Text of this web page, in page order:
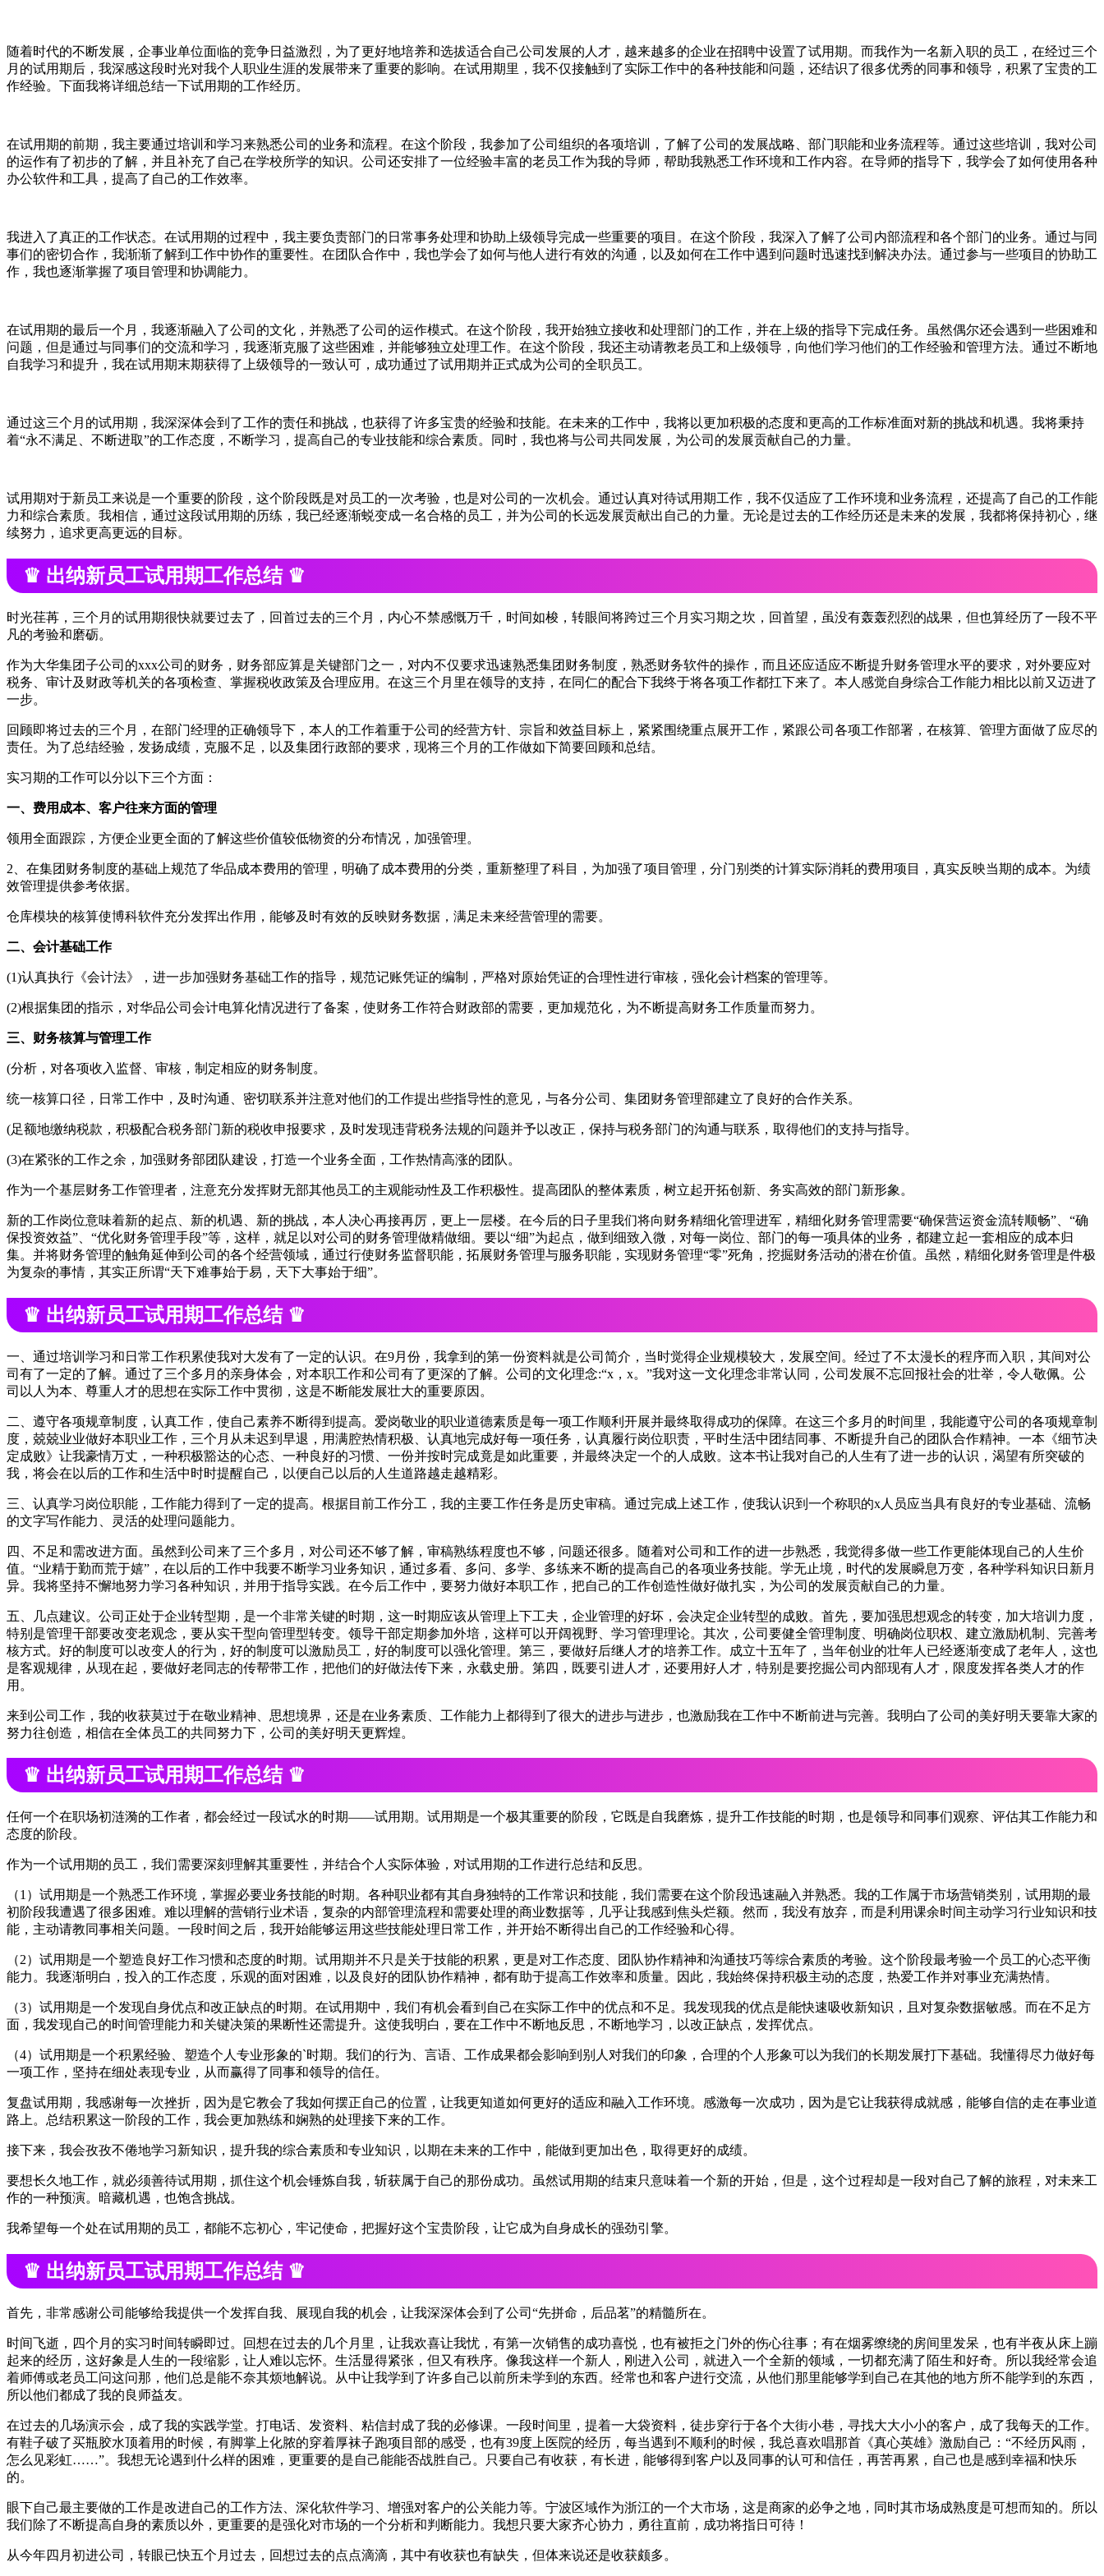
随着时代的不断发展，企事业单位面临的竞争日益激烈，为了更好地培养和选拔适合自己公司发展的人才，越来越多的企业在招聘中设置了试用期。而我作为一名新入职的员工，在经过三个
月的试用期后，我深感这段时光对我个人职业生涯的发展带来了重要的影响。在试用期里，我不仅接触到了实际工作中的各种技能和问题，还结识了很多优秀的同事和领导，积累了宝贵的工
作经验。下面我将详细总结一下试用期的工作经历。
在试用期的前期，我主要通过培训和学习来熟悉公司的业务和流程。在这个阶段，我参加了公司组织的各项培训，了解了公司的发展战略、部门职能和业务流程等。通过这些培训，我对公司
的运作有了初步的了解，并且补充了自己在学校所学的知识。公司还安排了一位经验丰富的老员工作为我的导师，帮助我熟悉工作环境和工作内容。在导师的指导下，我学会了如何使用各种
办公软件和工具，提高了自己的工作效率。
我进入了真正的工作状态。在试用期的过程中，我主要负责部门的日常事务处理和协助上级领导完成一些重要的项目。在这个阶段，我深入了解了公司内部流程和各个部门的业务。通过与同
事们的密切合作，我渐渐了解到工作中协作的重要性。在团队合作中，我也学会了如何与他人进行有效的沟通，以及如何在工作中遇到问题时迅速找到解决办法。通过参与一些项目的协助工
作，我也逐渐掌握了项目管理和协调能力。
在试用期的最后一个月，我逐渐融入了公司的文化，并熟悉了公司的运作模式。在这个阶段，我开始独立接收和处理部门的工作，并在上级的指导下完成任务。虽然偶尔还会遇到一些困难和
问题，但是通过与同事们的交流和学习，我逐渐克服了这些困难，并能够独立处理工作。在这个阶段，我还主动请教老员工和上级领导，向他们学习他们的工作经验和管理方法。通过不断地
自我学习和提升，我在试用期末期获得了上级领导的一致认可，成功通过了试用期并正式成为公司的全职员工。
通过这三个月的试用期，我深深体会到了工作的责任和挑战，也获得了许多宝贵的经验和技能。在未来的工作中，我将以更加积极的态度和更高的工作标准面对新的挑战和机遇。我将秉持
着“永不满足、不断进取”的工作态度，不断学习，提高自己的专业技能和综合素质。同时，我也将与公司共同发展，为公司的发展贡献自己的力量。
试用期对于新员工来说是一个重要的阶段，这个阶段既是对员工的一次考验，也是对公司的一次机会。通过认真对待试用期工作，我不仅适应了工作环境和业务流程，还提高了自己的工作能
力和综合素质。我相信，通过这段试用期的历练，我已经逐渐蜕变成一名合格的员工，并为公司的长远发展贡献出自己的力量。无论是过去的工作经历还是未来的发展，我都将保持初心，继
续努力，追求更高更远的目标。
♛ 出纳新员工试用期工作总结 ♛
时光荏苒，三个月的试用期很快就要过去了，回首过去的三个月，内心不禁感慨万千，时间如梭，转眼间将跨过三个月实习期之坎，回首望，虽没有轰轰烈烈的战果，但也算经历了一段不平
凡的考验和磨砺。
作为大华集团子公司的xxx公司的财务，财务部应算是关键部门之一，对内不仅要求迅速熟悉集团财务制度，熟悉财务软件的操作，而且还应适应不断提升财务管理水平的要求，对外要应对
税务、审计及财政等机关的各项检查、掌握税收政策及合理应用。在这三个月里在领导的支持，在同仁的配合下我终于将各项工作都扛下来了。本人感觉自身综合工作能力相比以前又迈进了
一步。
回顾即将过去的三个月，在部门经理的正确领导下，本人的工作着重于公司的经营方针、宗旨和效益目标上，紧紧围绕重点展开工作，紧跟公司各项工作部署，在核算、管理方面做了应尽的
责任。为了总结经验，发扬成绩，克服不足，以及集团行政部的要求，现将三个月的工作做如下简要回顾和总结。
实习期的工作可以分以下三个方面：
一、费用成本、客户往来方面的管理
领用全面跟踪，方便企业更全面的了解这些价值较低物资的分布情况，加强管理。
2、在集团财务制度的基础上规范了华品成本费用的管理，明确了成本费用的分类，重新整理了科目，为加强了项目管理，分门别类的计算实际消耗的费用项目，真实反映当期的成本。为绩
效管理提供参考依据。
仓库模块的核算使博科软件充分发挥出作用，能够及时有效的反映财务数据，满足未来经营管理的需要。
二、会计基础工作
(1)认真执行《会计法》，进一步加强财务基础工作的指导，规范记账凭证的编制，严格对原始凭证的合理性进行审核，强化会计档案的管理等。
(2)根据集团的指示，对华品公司会计电算化情况进行了备案，使财务工作符合财政部的需要，更加规范化，为不断提高财务工作质量而努力。
三、财务核算与管理工作
(分析，对各项收入监督、审核，制定相应的财务制度。
统一核算口径，日常工作中，及时沟通、密切联系并注意对他们的工作提出些指导性的意见，与各分公司、集团财务管理部建立了良好的合作关系。
(足额地缴纳税款，积极配合税务部门新的税收申报要求，及时发现违背税务法规的问题并予以改正，保持与税务部门的沟通与联系，取得他们的支持与指导。
(3)在紧张的工作之余，加强财务部团队建设，打造一个业务全面，工作热情高涨的团队。
作为一个基层财务工作管理者，注意充分发挥财无部其他员工的主观能动性及工作积极性。提高团队的整体素质，树立起开拓创新、务实高效的部门新形象。
新的工作岗位意味着新的起点、新的机遇、新的挑战，本人决心再接再厉，更上一层楼。在今后的日子里我们将向财务精细化管理进军，精细化财务管理需要“确保营运资金流转顺畅”、“确
保投资效益”、“优化财务管理手段”等，这样，就足以对公司的财务管理做精做细。要以“细”为起点，做到细致入微，对每一岗位、部门的每一项具体的业务，都建立起一套相应的成本归
集。并将财务管理的触角延伸到公司的各个经营领域，通过行使财务监督职能，拓展财务管理与服务职能，实现财务管理“零”死角，挖掘财务活动的潜在价值。虽然，精细化财务管理是件极
为复杂的事情，其实正所谓“天下难事始于易，天下大事始于细”。
♛ 出纳新员工试用期工作总结 ♛
一、通过培训学习和日常工作积累使我对大发有了一定的认识。在9月份，我拿到的第一份资料就是公司简介，当时觉得企业规模较大，发展空间。经过了不太漫长的程序而入职，其间对公
司有了一定的了解。通过了三个多月的亲身体会，对本职工作和公司有了更深的了解。公司的文化理念:“x，x。”我对这一文化理念非常认同，公司发展不忘回报社会的壮举，令人敬佩。公
司以人为本、尊重人才的思想在实际工作中贯彻，这是不断能发展壮大的重要原因。
二、遵守各项规章制度，认真工作，使自己素养不断得到提高。爱岗敬业的职业道德素质是每一项工作顺利开展并最终取得成功的保障。在这三个多月的时间里，我能遵守公司的各项规章制
度，兢兢业业做好本职业工作，三个月从未迟到早退，用满腔热情积极、认真地完成好每一项任务，认真履行岗位职责，平时生活中团结同事、不断提升自己的团队合作精神。一本《细节决
定成败》让我豪情万丈，一种积极豁达的心态、一种良好的习惯、一份并按时完成竟是如此重要，并最终决定一个的人成败。这本书让我对自己的人生有了进一步的认识，渴望有所突破的
我，将会在以后的工作和生活中时时提醒自己，以便自己以后的人生道路越走越精彩。
三、认真学习岗位职能，工作能力得到了一定的提高。根据目前工作分工，我的主要工作任务是历史审稿。通过完成上述工作，使我认识到一个称职的x人员应当具有良好的专业基础、流畅
的文字写作能力、灵活的处理问题能力。
四、不足和需改进方面。虽然到公司来了三个多月，对公司还不够了解，审稿熟练程度也不够，问题还很多。随着对公司和工作的进一步熟悉，我觉得多做一些工作更能体现自己的人生价
值。“业精于勤而荒于嬉”，在以后的工作中我要不断学习业务知识，通过多看、多问、多学、多练来不断的提高自己的各项业务技能。学无止境，时代的发展瞬息万变，各种学科知识日新月
异。我将坚持不懈地努力学习各种知识，并用于指导实践。在今后工作中，要努力做好本职工作，把自己的工作创造性做好做扎实，为公司的发展贡献自己的力量。
五、几点建议。公司正处于企业转型期，是一个非常关键的时期，这一时期应该从管理上下工夫，企业管理的好坏，会决定企业转型的成败。首先，要加强思想观念的转变，加大培训力度，
特别是管理干部要改变老观念，要从实干型向管理型转变。领导干部定期参加外培，这样可以开阔视野、学习管理理论。其次，公司要健全管理制度、明确岗位职权、建立激励机制、完善考
核方式。好的制度可以改变人的行为，好的制度可以激励员工，好的制度可以强化管理。第三，要做好后继人才的培养工作。成立十五年了，当年创业的壮年人已经逐渐变成了老年人，这也
是客观规律，从现在起，要做好老同志的传帮带工作，把他们的好做法传下来，永载史册。第四，既要引进人才，还要用好人才，特别是要挖掘公司内部现有人才，限度发挥各类人才的作
用。
来到公司工作，我的收获莫过于在敬业精神、思想境界，还是在业务素质、工作能力上都得到了很大的进步与进步，也激励我在工作中不断前进与完善。我明白了公司的美好明天要靠大家的
努力往创造，相信在全体员工的共同努力下，公司的美好明天更辉煌。
♛ 出纳新员工试用期工作总结 ♛
任何一个在职场初涟漪的工作者，都会经过一段试水的时期——试用期。试用期是一个极其重要的阶段，它既是自我磨炼，提升工作技能的时期，也是领导和同事们观察、评估其工作能力和
态度的阶段。
作为一个试用期的员工，我们需要深刻理解其重要性，并结合个人实际体验，对试用期的工作进行总结和反思。
（1）试用期是一个熟悉工作环境，掌握必要业务技能的时期。各种职业都有其自身独特的工作常识和技能，我们需要在这个阶段迅速融入并熟悉。我的工作属于市场营销类别，试用期的最
初阶段我遭遇了很多困难。难以理解的营销行业术语，复杂的内部管理流程和需要处理的商业数据等，几乎让我感到焦头烂额。然而，我没有放弃，而是利用课余时间主动学习行业知识和技
能，主动请教同事相关问题。一段时间之后，我开始能够运用这些技能处理日常工作，并开始不断得出自己的工作经验和心得。
（2）试用期是一个塑造良好工作习惯和态度的时期。试用期并不只是关于技能的积累，更是对工作态度、团队协作精神和沟通技巧等综合素质的考验。这个阶段最考验一个员工的心态平衡
能力。我逐渐明白，投入的工作态度，乐观的面对困难，以及良好的团队协作精神，都有助于提高工作效率和质量。因此，我始终保持积极主动的态度，热爱工作并对事业充满热情。
（3）试用期是一个发现自身优点和改正缺点的时期。在试用期中，我们有机会看到自己在实际工作中的优点和不足。我发现我的优点是能快速吸收新知识，且对复杂数据敏感。而在不足方
面，我发现自己的时间管理能力和关键决策的果断性还需提升。这使我明白，要在工作中不断地反思，不断地学习，以改正缺点，发挥优点。
（4）试用期是一个积累经验、塑造个人专业形象的`时期。我们的行为、言语、工作成果都会影响到别人对我们的印象，合理的个人形象可以为我们的长期发展打下基础。我懂得尽力做好每
一项工作，坚持在细处表现专业，从而赢得了同事和领导的信任。
复盘试用期，我感谢每一次挫折，因为是它教会了我如何摆正自己的位置，让我更知道如何更好的适应和融入工作环境。感激每一次成功，因为是它让我获得成就感，能够自信的走在事业道
路上。总结积累这一阶段的工作，我会更加熟练和娴熟的处理接下来的工作。
接下来，我会孜孜不倦地学习新知识，提升我的综合素质和专业知识，以期在未来的工作中，能做到更加出色，取得更好的成绩。
要想长久地工作，就必须善待试用期，抓住这个机会锤炼自我，斩获属于自己的那份成功。虽然试用期的结束只意味着一个新的开始，但是，这个过程却是一段对自己了解的旅程，对未来工
作的一种预演。暗藏机遇，也饱含挑战。
我希望每一个处在试用期的员工，都能不忘初心，牢记使命，把握好这个宝贵阶段，让它成为自身成长的强劲引擎。
♛ 出纳新员工试用期工作总结 ♛
首先，非常感谢公司能够给我提供一个发挥自我、展现自我的机会，让我深深体会到了公司“先拼命，后品茗”的精髓所在。
时间飞逝，四个月的实习时间转瞬即过。回想在过去的几个月里，让我欢喜让我忧，有第一次销售的成功喜悦，也有被拒之门外的伤心往事；有在烟雾缭绕的房间里发呆，也有半夜从床上蹦
起来的经历，这好象是人生的一段缩影，让人难以忘怀。生活显得紧张，但又有秩序。像我这样一个新人，刚进入公司，就进入一个全新的领域，一切都充满了陌生和好奇。所以我经常会追
着师傅或老员工问这问那，他们总是能不奈其烦地解说。从中让我学到了许多自己以前所未学到的东西。经常也和客户进行交流，从他们那里能够学到自己在其他的地方所不能学到的东西，
所以他们都成了我的良师益友。
在过去的几场演示会，成了我的实践学堂。打电话、发资料、粘信封成了我的必修课。一段时间里，提着一大袋资料，徒步穿行于各个大街小巷，寻找大大小小的客户，成了我每天的工作。
有鞋子破了买瓶胶水顶着用的时候，有脚掌上化脓的穿着厚袜子跑项目部的感受，也有39度上医院的经历，每当遇到不顺利的时候，我总喜欢唱那首《真心英雄》激励自己：“不经历风雨，
怎么见彩虹……”。我想无论遇到什么样的困难，更重要的是自己能能否战胜自己。只要自己有收获，有长进，能够得到客户以及同事的认可和信任，再苦再累，自己也是感到幸福和快乐
的。
眼下自己最主要做的工作是改进自己的工作方法、深化软件学习、增强对客户的公关能力等。宁波区域作为浙江的一个大市场，这是商家的必争之地，同时其市场成熟度是可想而知的。所以
我们除了不断提高自身的素质以外，更重要的是强化对市场的一个分析和判断能力。我想只要大家齐心协力，勇往直前，成功将指日可待！
从今年四月初进公司，转眼已快五个月过去，回想过去的点点滴滴，其中有收获也有缺失，但体来说还是收获颇多。